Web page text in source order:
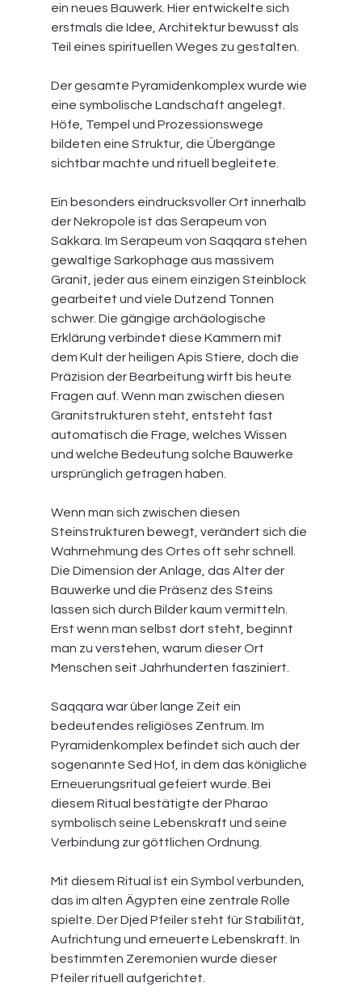
ein neues Bauwerk. Hier entwickelte sich
erstmals die Idee, Architektur bewusst als
Teil eines spirituellen Weges zu gestalten.
Der gesamte Pyramidenkomplex wurde wie
eine symbolische Landschaft angelegt.
Höfe, Tempel und Prozessionswege
bildeten eine Struktur, die Übergänge
sichtbar machte und rituell begleitete.
Ein besonders eindrucksvoller Ort innerhalb
der Nekropole ist das Serapeum von
Sakkara. Im Serapeum von Saqqara stehen
gewaltige Sarkophage aus massivem
Granit, jeder aus einem einzigen Steinblock
gearbeitet und viele Dutzend Tonnen
schwer. Die gängige archäologische
Erklärung verbindet diese Kammern mit
dem Kult der heiligen Apis Stiere, doch die
Präzision der Bearbeitung wirft bis heute
Fragen auf. Wenn man zwischen diesen
Granitstrukturen steht, entsteht fast
automatisch die Frage, welches Wissen
und welche Bedeutung solche Bauwerke
ursprünglich getragen haben.
Wenn man sich zwischen diesen
Steinstrukturen bewegt, verändert sich die
Wahrnehmung des Ortes oft sehr schnell.
Die Dimension der Anlage, das Alter der
Bauwerke und die Präsenz des Steins
lassen sich durch Bilder kaum vermitteln.
Erst wenn man selbst dort steht, beginnt
man zu verstehen, warum dieser Ort
Menschen seit Jahrhunderten fasziniert.
Saqqara war über lange Zeit ein
bedeutendes religiöses Zentrum. Im
Pyramidenkomplex befindet sich auch der
sogenannte Sed Hof, in dem das königliche
Erneuerungsritual gefeiert wurde. Bei
diesem Ritual bestätigte der Pharao
symbolisch seine Lebenskraft und seine
Verbindung zur göttlichen Ordnung.
Mit diesem Ritual ist ein Symbol verbunden,
das im alten Ägypten eine zentrale Rolle
spielte. Der Djed Pfeiler steht für Stabilität,
Aufrichtung und erneuerte Lebenskraft. In
bestimmten Zeremonien wurde dieser
Pfeiler rituell aufgerichtet.